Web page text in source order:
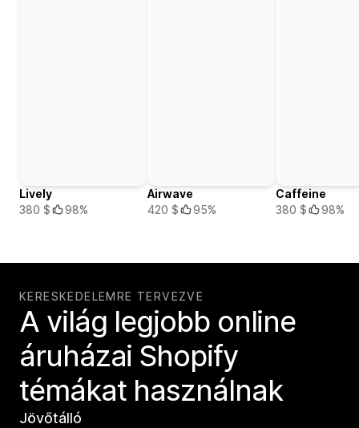
Lively
380 $
98%
Airwave
420 $
95%
Caffeine
380 $
98%
KERESKEDELEMRE TERVEZVE
A világ legjobb online
áruházai Shopify
témákat használnak
Jövőtálló